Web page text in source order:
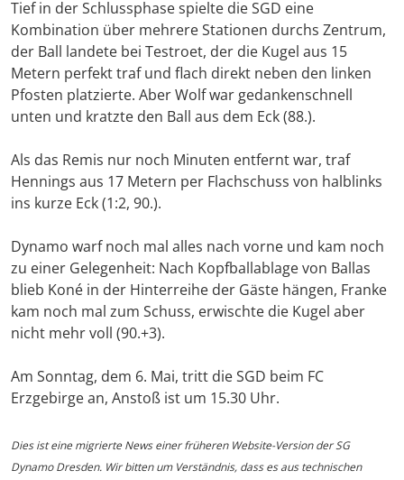
Tief in der Schlussphase spielte die SGD eine
Kombination über mehrere Stationen durchs Zentrum,
der Ball landete bei Testroet, der die Kugel aus 15
Metern perfekt traf und flach direkt neben den linken
Pfosten platzierte. Aber Wolf war gedankenschnell
unten und kratzte den Ball aus dem Eck (88.).
Als das Remis nur noch Minuten entfernt war, traf
Hennings aus 17 Metern per Flachschuss von halblinks
ins kurze Eck (1:2, 90.).
Dynamo warf noch mal alles nach vorne und kam noch
zu einer Gelegenheit: Nach Kopfballablage von Ballas
blieb Koné in der Hinterreihe der Gäste hängen, Franke
kam noch mal zum Schuss, erwischte die Kugel aber
nicht mehr voll (90.+3).
Am Sonntag, dem 6. Mai, tritt die SGD beim FC
Erzgebirge an, Anstoß ist um 15.30 Uhr.
Dies ist eine migrierte News einer früheren Website-Version der SG
Dynamo Dresden. Wir bitten um Verständnis, dass es aus technischen